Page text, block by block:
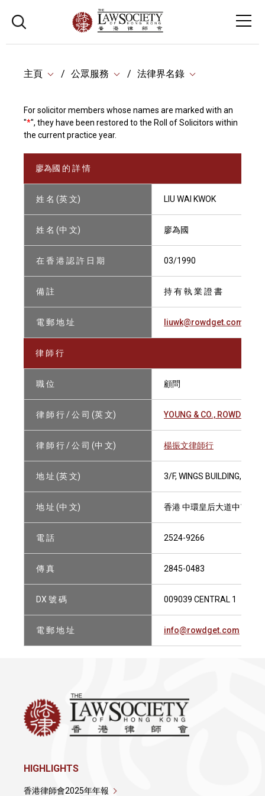
主頁 公眾服務 法律界名錄
For solicitor members whose names are marked with an
"*", they have been restored to the Roll of Solicitors within
the current practice year.
廖為國 的 詳 情
姓 名 (英 文) LIU WAI KWOK
姓 名 (中 文) 廖為國
在 香 港 認 許 日 期 03/1990
備 註 持 有 執 業 證 書
電 郵 地 址 liuwk@rowdget.com
律 師 行
職 位 顧問
律 師 行 / 公 司 (英 文) YOUNG & CO., ROWDGET
律 師 行 / 公 司 (中 文) 楊振文律師行
地 址 (英 文) 3/F, WINGS BUILDING, 110-
地 址 (中 文) 香港 中環皇后大道中110-
電 話 2524-9266
傳 真 2845-0483
DX 號 碼 009039 CENTRAL 1
電 郵 地 址 info@rowdget.com
HIGHLIGHTS
香港律師會2025年年報